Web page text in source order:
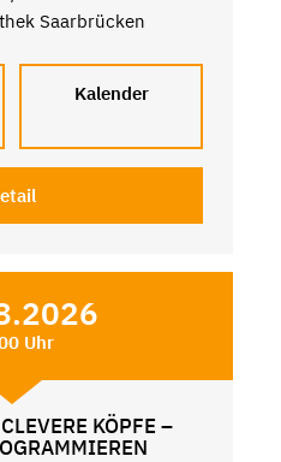
Saarbrücken
Kalender
Uhr
KÖPFE –